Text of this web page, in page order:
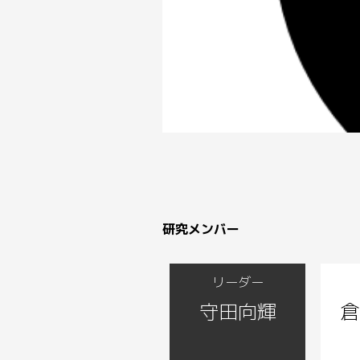
研究メンバー
守田向輝